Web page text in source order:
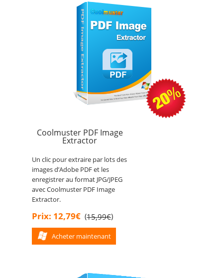
Coolmuster PDF Image
Extractor
Un clic pour extraire par lots des
images d’Adobe PDF et les
enregistrer au format JPG/JPEG
avec Coolmuster PDF Image
Extractor.
Prix: 12,79€ (15,99€)
Acheter maintenant